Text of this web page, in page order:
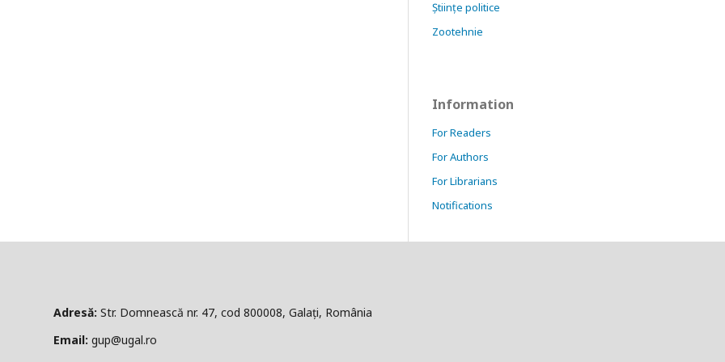
Științe politice
Zootehnie
Information
For Readers
For Authors
For Librarians
Notifications
Str. Domnească nr. 47, cod 800008, Galați, România
gup@ugal.ro